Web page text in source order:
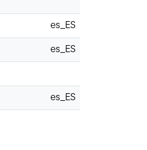
es_ES
es_ES
es_ES